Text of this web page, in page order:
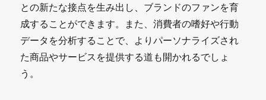
との新たな接点を生み出し、ブランドのファンを育
成することができます。また、消費者の嗜好や行動
データを分析することで、よりパーソナライズされ
た商品やサービスを提供する道も開かれるでしょ
う。